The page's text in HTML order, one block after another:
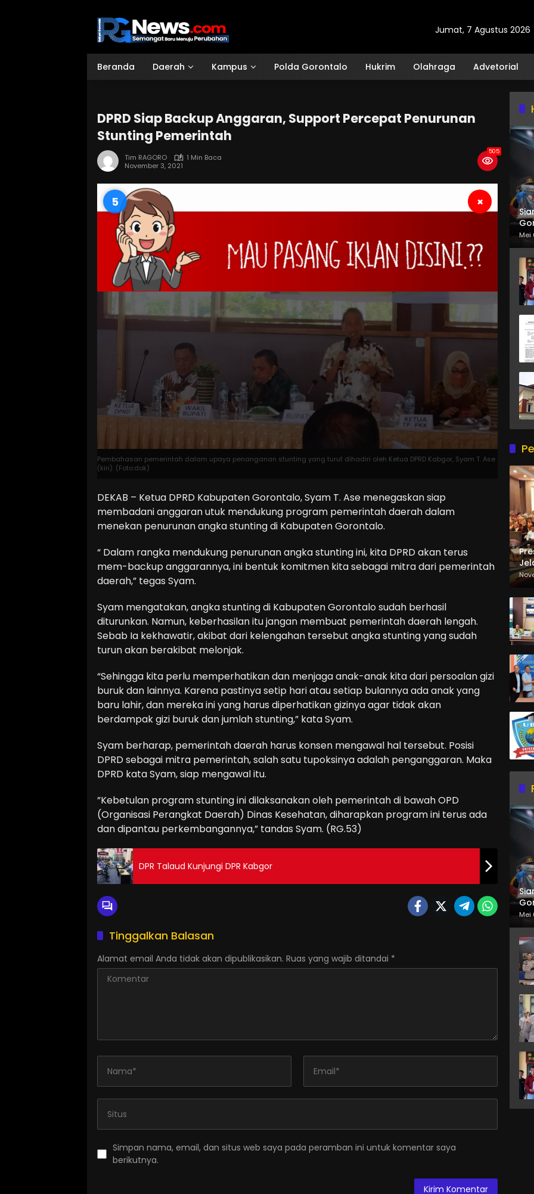
Jumat, 7 Agustus 2026
Beranda Daerah Kampus Polda Gorontalo Hukrim Olahraga Advetorial
DPRD Siap Backup Anggaran, Support Percepat Penurunan
Stunting Pemerintah
Tim RAGORO
1 Min Baca
November 3, 2021
505
4 ×
Pembahasan pemerintah dalam upaya penanganan stunting yang turut dihadiri oleh Ketua DPRD Kabgor, Syam T. Ase
(kiri). (Foto:dok)
DEKAB – Ketua DPRD Kabupaten Gorontalo, Syam T. Ase menegaskan siap
membadani anggaran utuk mendukung program pemerintah daerah dalam
menekan penurunan angka stunting di Kabupaten Gorontalo.
“ Dalam rangka mendukung penurunan angka stunting ini, kita DPRD akan terus
mem-backup anggarannya, ini bentuk komitmen kita sebagai mitra dari pemerintah
daerah,” tegas Syam.
Syam mengatakan, angka stunting di Kabupaten Gorontalo sudah berhasil
diturunkan. Namun, keberhasilan itu jangan membuat pemerintah daerah lengah.
Sebab Ia kekhawatir, akibat dari kelengahan tersebut angka stunting yang sudah
turun akan berakibat melonjak.
“Sehingga kita perlu memperhatikan dan menjaga anak-anak kita dari persoalan gizi
buruk dan lainnya. Karena pastinya setip hari atau setiap bulannya ada anak yang
baru lahir, dan mereka ini yang harus diperhatikan gizinya agar tidak akan
berdampak gizi buruk dan jumlah stunting,” kata Syam.
Syam berharap, pemerintah daerah harus konsen mengawal hal tersebut. Posisi
DPRD sebagai mitra pemerintah, salah satu tupoksinya adalah penganggaran. Maka
DPRD kata Syam, siap mengawal itu.
”Kebetulan program stunting ini dilaksanakan oleh pemerintah di bawah OPD
(Organisasi Perangkat Daerah) Dinas Kesehatan, diharapkan program ini terus ada
dan dipantau perkembangannya,” tandas Syam. (RG.53)
DPR Talaud Kunjungi DPR Kabgor
Tinggalkan Balasan
Alamat email Anda tidak akan dipublikasikan. Ruas yang wajib ditandai *
Simpan nama, email, dan situs web saya pada peramban ini untuk komentar saya
berikutnya.
Mei
Mei